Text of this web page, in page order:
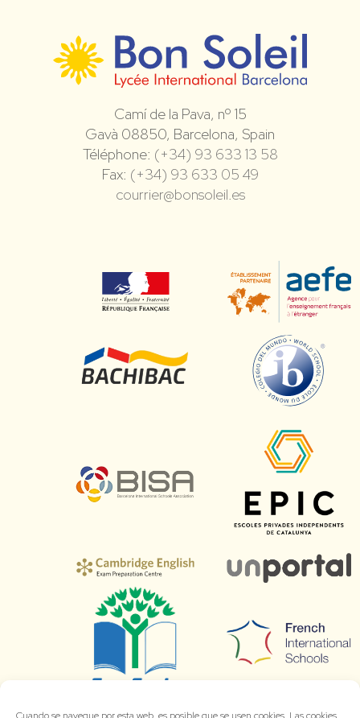
Camí de la Pava, nº 15
Gavà 08850, Barcelona, Spain
Téléphone: (+34) 93 633 13 58
Fax: (+34) 93 633 05 49
courrier@bonsoleil.es